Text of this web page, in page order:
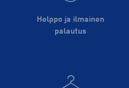
Helppo ja ilmainen
palautus